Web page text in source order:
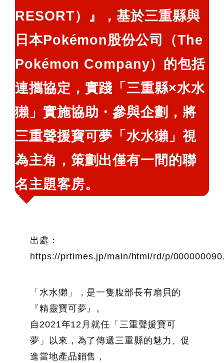
RESORT）』，基於三重縣與
日本Pokémon股份公司（The
Pokémon Company）的包括
連攜協定，實踐「三重縣×水水
獺」實施協助・參與企劃，將
三重聲援寶可夢「水水獺」視
為主角，策劃出僅有一間的聯
名主題客房。
出處：
https://prtimes.jp/main/html/rd/p/
「水水獺」，是一隻腹部長有扇貝的
『精靈寶可夢』。
自2021年12月就任「三重聲援寶可
夢」以來，為了傳遞三重縣的魅力、促
進當地產品銷售，